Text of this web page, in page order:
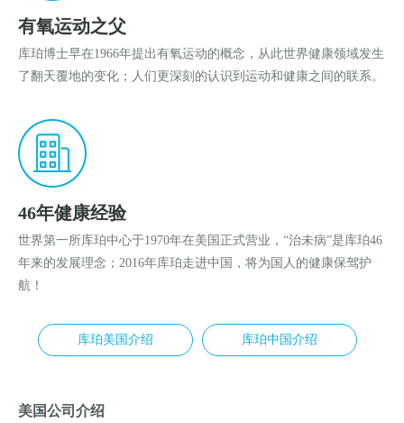
有氧运动之父
库珀博士早在1966年提出有氧运动的概念，从此世界健康领域发生
了翻天覆地的变化；人们更深刻的认识到运动和健康之间的联系。
46年健康经验
世界第一所库珀中心于1970年在美国正式营业，“治未病”是库珀46
年来的发展理念；2016年库珀走进中国，将为国人的健康保驾护
航！
库珀美国介绍 库珀中国介绍
美国公司介绍